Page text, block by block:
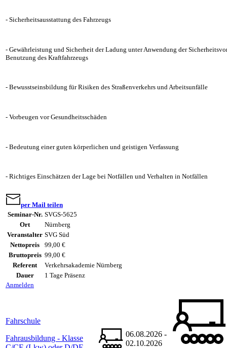
- Sicherheitsausstattung des Fahrzeugs
- Gewährleistung und Sicherheit der Ladung unter Anwendung der
Benutzung des Kraftfahrzeugs
- Bewusstseinsbildung für Risiken des Straßenverkehrs und Arbeitsunfälle
- Vorbeugen vor Gesundheitsschäden
- Bedeutung einer guten körperlichen und geistigen Verfassung
- Richtiges Einschätzen der Lage bei Notfällen und Verhalten in Notfällen
per Mail teilen
Seminar-Nr. SVGS-5625
Ort
Nürnberg
Veranstalter SVG Süd
Nettopreis
99,00 €
Bruttopreis 99,00 €
Referent
Verkehrsakademie Nürnberg
Dauer
1 Tage Präsenz
Anmelden
Fahrschule
Fahrausbildung - Klasse
06.08.2026 -
02.10.2026